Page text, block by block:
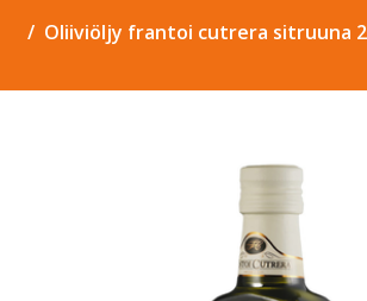
Oliiviöljy frantoi cutrera sitruuna